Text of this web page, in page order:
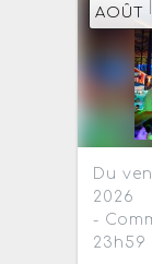
AOÛT
Du
2026
-
23h59